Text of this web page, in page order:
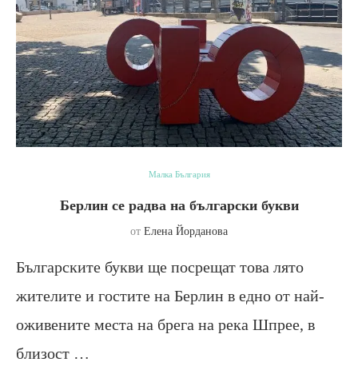
Малка България
Берлин се радва на български букви
от Елена Йорданова
Българските букви ще посрещат това лято
жителите и гостите на Берлин в едно от най-
оживените места на брега на река Шпрее, в
близост …